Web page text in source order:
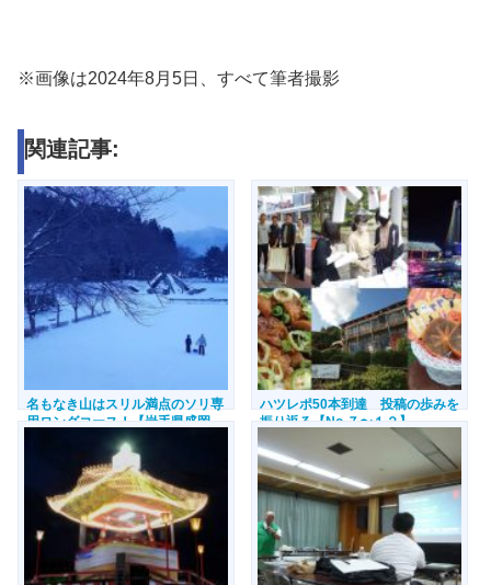
※画像は2024年8月5日、すべて筆者撮影
関連記事:
名もなき山はスリル満点のソリ専
用ロングコース！【岩手県盛岡
ハツレポ50本到達 投稿の歩みを
振り返る【No.７〜１２】